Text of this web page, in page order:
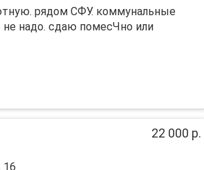
рядом СФУ. коммунальные
не надо. сдаю помесЧно или
22 000 р.
16